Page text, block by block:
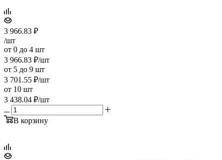
3 966.83 ₽
/шт
от 0 до 4 шт
3 966.83 ₽/шт
от 5 до 9 шт
3 701.55 ₽/шт
от 10 шт
3 438.04 ₽/шт
В корзину